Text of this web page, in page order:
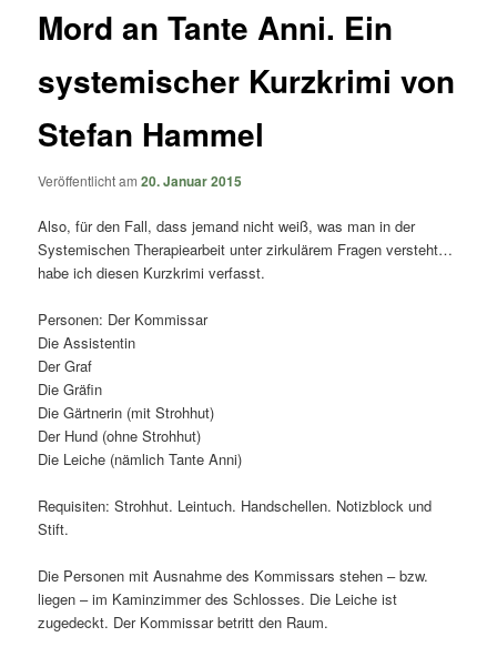
Mord an Tante Anni. Ein
systemischer Kurzkrimi von
Stefan Hammel
Veröffentlicht am20. Januar 2015
Also, für den Fall, dass jemand nicht weiß, was man in der
Systemischen Therapiearbeit unter zirkulärem Fragen versteht…
habe ich diesen Kurzkrimi verfasst.
Personen: Der Kommissar
Die Assistentin
Der Graf
Die Gräfin
Die Gärtnerin (mit Strohhut)
Der Hund (ohne Strohhut)
Die Leiche (nämlich Tante Anni)
Requisiten: Strohhut. Leintuch. Handschellen. Notizblock und
Stift.
Die Personen mit Ausnahme des Kommissars stehen – bzw.
liegen – im Kaminzimmer des Schlosses. Die Leiche ist
zugedeckt. Der Kommissar betritt den Raum.